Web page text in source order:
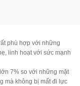
phù hợp với những
linh hoạt với sức mạnh
7% so với những mặt
mà không bị mất đi lực